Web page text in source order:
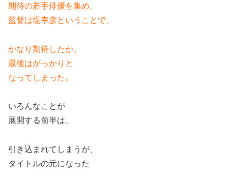
期待の若手俳優を集め、
監督は堤幸彦ということで、
かなり期待したが、
最後はがっかりと
なってしまった。
いろんなことが
展開する前半は、
引き込まれてしまうが、
タイトルの元になった